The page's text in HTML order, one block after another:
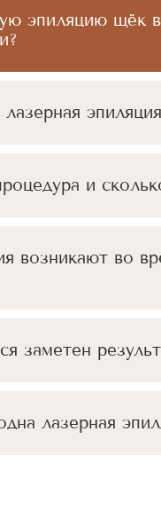
эпиляцию щёк
и
возникают во
заметен
лазерная